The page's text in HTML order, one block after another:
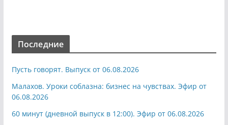
Последние
Пусть говорят. Выпуск от 06.08.2026
Малахов. Уроки соблазна: бизнес на чувствах. Эфир от
06.08.2026
60 минут (дневной выпуск в 12:00). Эфир от 06.08.2026